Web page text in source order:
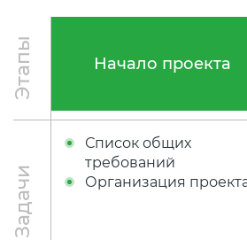
Этапы Начало проекта
Задачи
Список общих
требований
Организация